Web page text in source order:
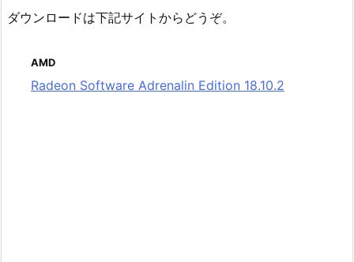
ダウンロードは下記サイトからどうぞ。
AMD
Radeon Software Adrenalin Edition 18.10.2